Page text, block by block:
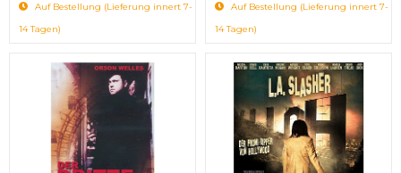
Auf Bestellung (Lieferung innert 7-
14 Tagen)
Auf Bestellung (Lieferung innert 7-
14 Tagen)